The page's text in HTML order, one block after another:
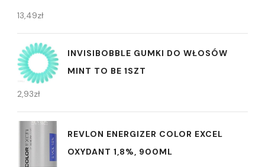
13,49zł
INVISIBOBBLE GUMKI DO WŁOSÓW
MINT TO BE 1SZT
2,93zł
REVLON ENERGIZER COLOR EXCEL
OXYDANT 1,8%, 900ML